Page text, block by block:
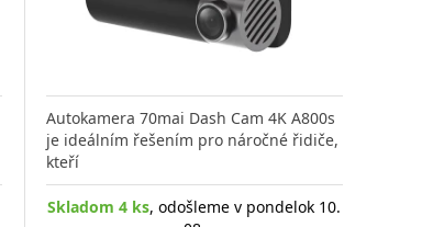
Autokamera 70mai Dash Cam 4K A800s
je ideálním řešením pro náročné řidiče,
kteří
Skladom 4 ks, odošleme v pondelok 10.